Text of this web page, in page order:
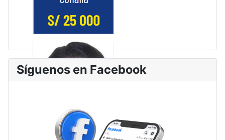
Síguenos en Facebook